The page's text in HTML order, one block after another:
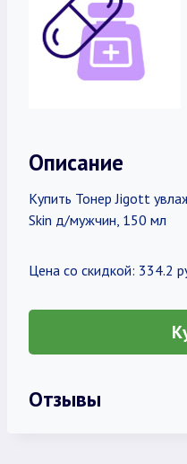
Описание
Купить Тонер Jigott
Skin д/мужчин, 150 мл
Цена со скидкой: 334.2
Отзывы